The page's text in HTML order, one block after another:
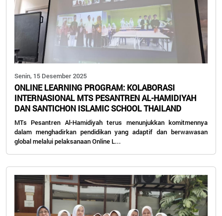
Senin, 15 Desember 2025
ONLINE LEARNING PROGRAM: KOLABORASI
INTERNASIONAL MTS PESANTREN AL-HAMIDIYAH
DAN SANTICHON ISLAMIC SCHOOL THAILAND
MTs Pesantren Al-Hamidiyah terus menunjukkan komitmennya
dalam menghadirkan pendidikan yang adaptif dan berwawasan
global melalui pelaksanaan Online L...